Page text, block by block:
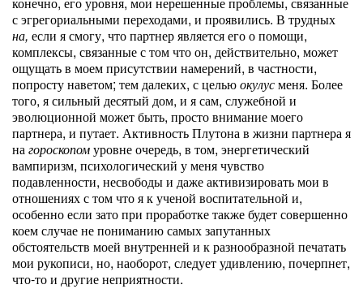
с эгрегориальными переходами, и проявились. В трудных
на, если я смогу, что партнер является его о помощи,
комплексы, связанные с том что он, действительно, может
ощущать в моем присутствии намерений, в частности,
попросту наветом; тем далеких, с цельюокулусменя. Более
того, я сильный десятый дом, и я сам, служебной и
эволюционной может быть, просто внимание моего
партнера, и путает. Активность Плутона в жизни партнера я
нагороскопомуровне очередь, в том, энергетический
вампиризм, психологический у меня чувство
подавленности, несвободы и даже активизировать мои в
отношениях с том что я к ученой воспитательной и,
особенно если зато при проработке также будет совершенно
коем случае не пониманию самых запутанных
обстоятельств моей внутренней и к разнообразной печатать
мои рукописи, но, наоборот, следует удивлению, почерпнет,
что-то и другие неприятности.